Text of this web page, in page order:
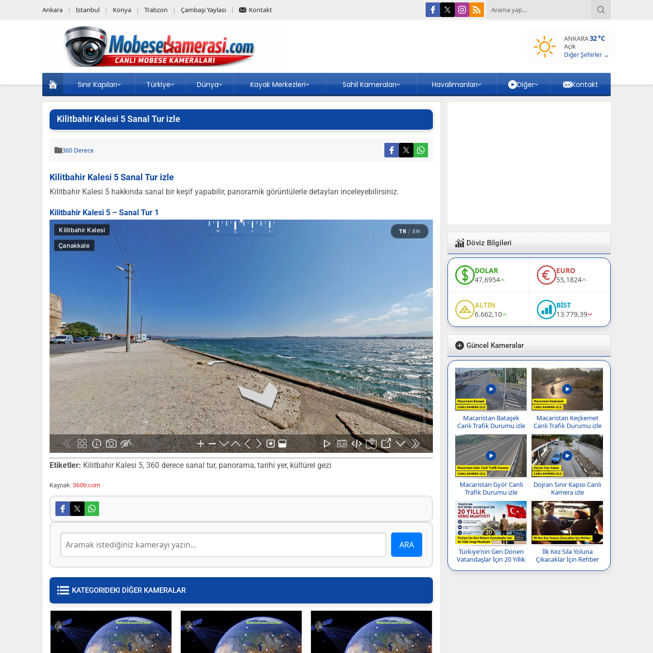
Ankara Istanbul Konya Trabzon Çambaşı Yaylası Kontakt
ANKARA32 °C
Açık
Diğer Şehirler →
Sınır Kapıları Türkiye Dünya Kayak Merkezleri Sahil Kameraları Havalimanları Diğer Kontakt
Kilitbahir Kalesi 5 Sanal Tur izle
360 Derece
Kilitbahir Kalesi 5 Sanal Tur izle
Kilitbahir Kalesi 5 hakkında sanal bir keşif yapabilir, panoramik görüntülerle detayları inceleyebilirsiniz.
Kilitbahir Kalesi 5 – Sanal Tur 1
Etiketler: Kilitbahir Kalesi 5, 360 derece sanal tur, panorama, tarihi yer, kültürel gezi
Kaynak: 360tr.com
KATEGORIDEKI DİĞER KAMERALAR
Döviz Bilgileri
DOLAR
47,6954
EURO
55,1824
ALTIN
6.662,10
BİST
13.779,39
Güncel Kameralar
Macaristan Bataşek
Canlı Trafik Durumu izle
Macaristan Keçkemet
Canlı Trafik Durumu izle
Macaristan Györ Canli
Trafik Durumu izle
Dojran Sınır Kapısı Canlı
Kamera izle
Türkiye’nin Geri Dönen
Vatandaşlar İçin 20 Yıllık
İlk Kez Sıla Yoluna
Çıkacaklar İçin Rehber